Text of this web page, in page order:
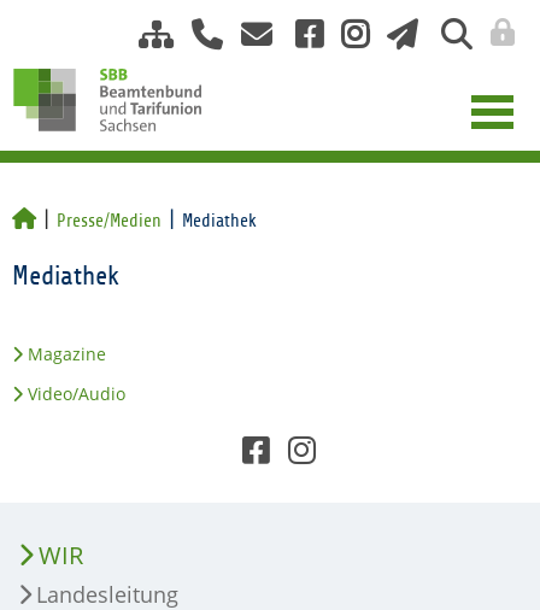
Presse/Medien Mediathek
Mediathek
Magazine
Video/Audio
WIR
Landesleitung